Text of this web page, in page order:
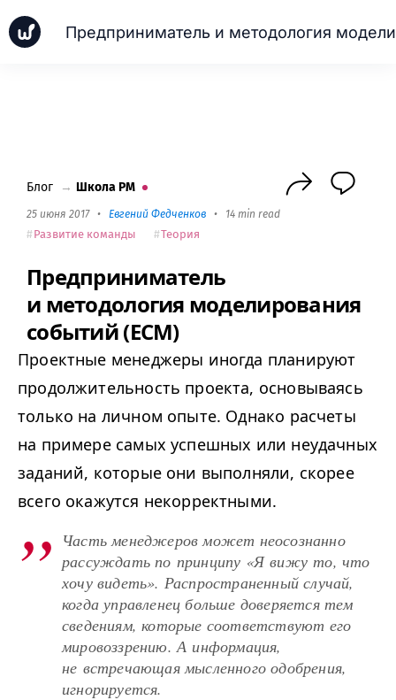
Блог → Школа PM
25 июня 2017 • Евгений Федченков • 14 min read
Развитие команды Теория
Предприниматель
и методология моделирования
событий (ECM)
Проектные менеджеры иногда планируют
продолжительность проекта, основываясь
только на личном опыте. Однако расчеты
на примере самых успешных или неудачных
заданий, которые они выполняли, скорее
всего окажутся некорректными.
Часть менеджеров может неосознанно
рассуждать по принципу «Я вижу то, что
хочу видеть». Распространенный случай,
когда управленец больше доверяется тем
сведениям, которые соответствуют его
мировоззрению. А информация,
не встречающая мысленного одобрения,
игнорируется.